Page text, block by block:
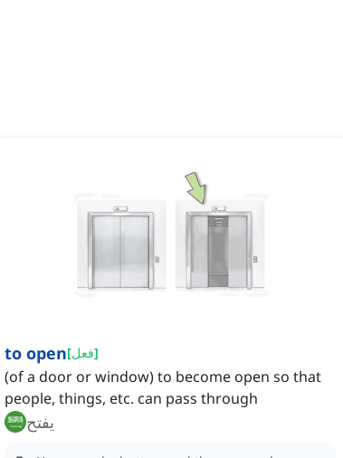
to open[فعل]
(of a door or window) to become open so that
people, things, etc. can pass through
يفتح